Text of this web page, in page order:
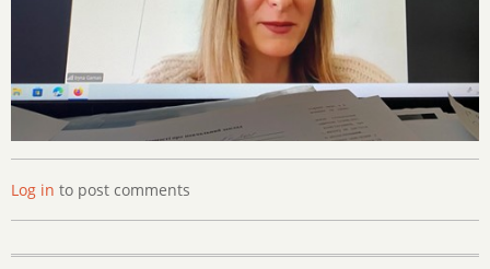
Log in to post comments